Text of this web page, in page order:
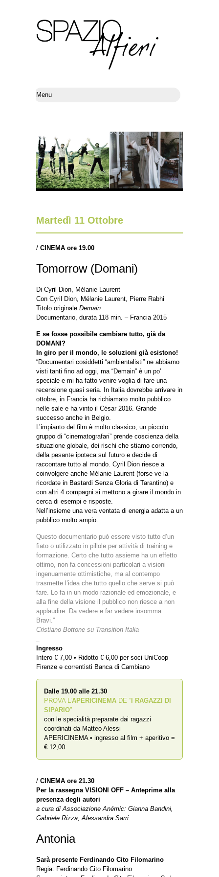
Martedì 11 Ottobre
/ CINEMA ore 19.00
Tomorrow (Domani)
Di Cyril Dion, Mélanie Laurent
Con Cyril Dion, Mélanie Laurent, Pierre Rabhi
Titolo originale Demain
Documentario, durata 118 min. – Francia 2015
E se fosse possibile cambiare tutto, già da
DOMANI?
In giro per il mondo, le soluzioni già esistono!
“Documentari cosiddetti “ambientalisti” ne abbiamo
visti tanti fino ad oggi, ma “Demain” è un po’
speciale e mi ha fatto venire voglia di fare una
recensione quasi seria. In Italia dovrebbe arrivare in
ottobre, in Francia ha richiamato molto pubblico
nelle sale e ha vinto il César 2016. Grande
successo anche in Belgio.
L’impianto del film è molto classico, un piccolo
gruppo di “cinematografari” prende coscienza della
situazione globale, dei rischi che stiamo correndo,
della pesante ipoteca sul futuro e decide di
raccontare tutto al mondo. Cyril Dion riesce a
coinvolgere anche Mélanie Laurent (forse ve la
ricordate in Bastardi Senza Gloria di Tarantino) e
con altri 4 compagni si mettono a girare il mondo in
cerca di esempi e risposte.
Nell’insieme una vera ventata di energia adatta a un
pubblico molto ampio.
Questo documentario può essere visto tutto d’un
fiato o utilizzato in pillole per attività di training e
formazione. Certo che tutto assieme ha un effetto
ottimo, non fa concessioni particolari a visioni
ingenuamente ottimistiche, ma al contempo
trasmette l’idea che tutto quello che serve si può
fare. Lo fa in un modo razionale ed emozionale, e
alla fine della visione il pubblico non riesce a non
applaudire. Da vedere e far vedere insomma.
Bravi.”
Cristiano Bottone su Transition Italia
Ingresso
Intero € 7,00 • Ridotto € 6,00 per soci UniCoop
Firenze e correntisti Banca di Cambiano
Dalle 19.00 alle 21.30
PROVA L’APERICINEMA DE “ I RAGAZZI DI
SIPARIO”
con le specialità preparate dai ragazzi
coordinati da Matteo Alessi
APERICINEMA • ingresso al film + aperitivo =
€ 12,00
/ CINEMA ore 21.30
Per la rassegna VISIONI OFF – Anteprime alla
presenza degli autori
a cura di Associazione Anémic: Gianna Bandini,
Gabriele Rizza, Alessandra Sarri
Antonia
Sarà presente Ferdinando Cito Filomarino
Regia: Ferdinando Cito Filomarino